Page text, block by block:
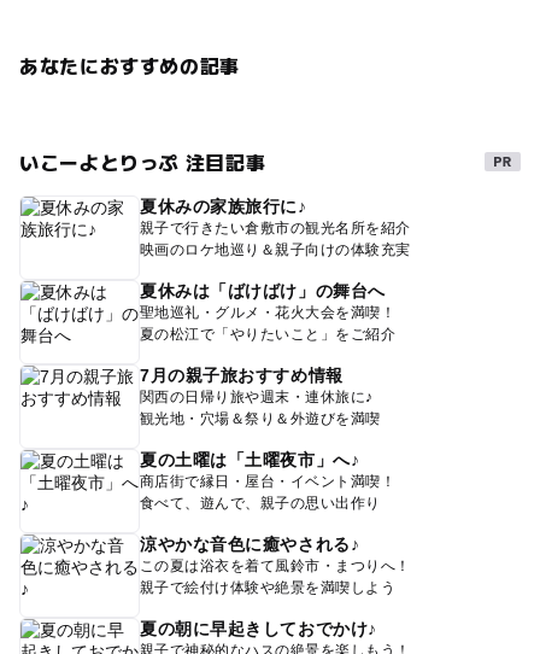
あなたにおすすめの記事
いこーよとりっぷ 注目記事
夏休みの家族旅行に♪
親子で行きたい倉敷市の観光名所を紹介
映画のロケ地巡り＆親子向けの体験充実
夏休みは「ばけばけ」の舞台へ
聖地巡礼・グルメ・花火大会を満喫！
夏の松江で「やりたいこと」をご紹介
7月の親子旅おすすめ情報
関西の日帰り旅や週末・連休旅に♪
観光地・穴場＆祭り＆外遊びを満喫
夏の土曜は「土曜夜市」へ♪
商店街で縁日・屋台・イベント満喫！
食べて、遊んで、親子の思い出作り
涼やかな音色に癒やされる♪
この夏は浴衣を着て風鈴市・まつりへ！
親子で絵付け体験や絶景を満喫しよう
夏の朝に早起きしておでかけ♪
親子で神秘的なハスの絶景を楽しもう！